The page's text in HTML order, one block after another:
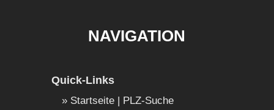
NAVIGATION
Quick-Links
Startseite | PLZ-Suche